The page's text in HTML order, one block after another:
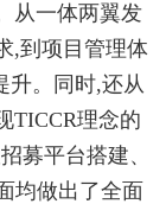
从一体两翼发
,到项目管理体
升。同时,还从
TICCR理念的
募平台搭建、
均做出了全面